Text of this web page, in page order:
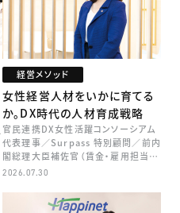
経営メソッド
女性経営人材をいかに育てる
か。DX時代の人材育成戦略
官民連携DX女性活躍コンソーシアム
代表理事／Surpass 特別顧問／前内
閣総理大臣補佐官（賃金・雇用担当）
矢田 稚子
2026.07.30